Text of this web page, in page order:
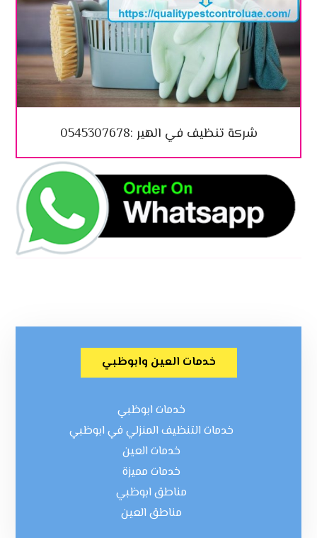
شركة تنظيف في الهير :0545307678
خدمات العين وابوظبي
خدمات ابوظبي
خدمات التنظيف المنزلي في ابوظبي
خدمات العين
خدمات مميزة
مناطق ابوظبي
مناطق العين